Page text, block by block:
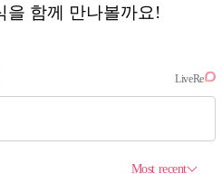
을 함께 만나볼까요!